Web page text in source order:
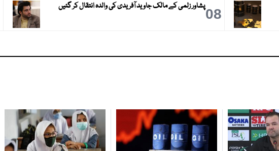
08پشاور زلمی کے مالک جاوید آفریدی کی والدہ انتقال کر گئیں